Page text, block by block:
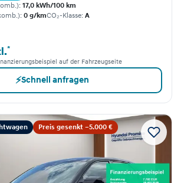
17,0 kWh/100 km
0 g/kmCO₂-Klasse: A
*
auf der Fahrzeugseite
⚡Schnell anfragen
Preis gesenkt −5.000 €